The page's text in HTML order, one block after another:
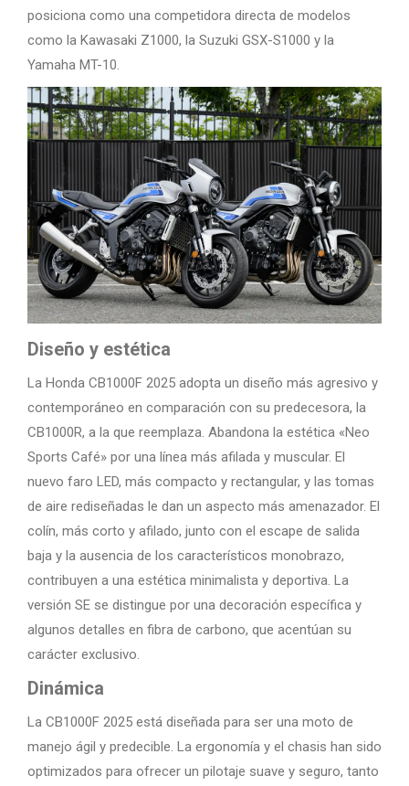
posiciona como una competidora directa de modelos
como la Kawasaki Z1000, la Suzuki GSX-S1000 y la
Yamaha MT-10.
Diseño y estética
La Honda CB1000F 2025 adopta un diseño más agresivo y
contemporáneo en comparación con su predecesora, la
CB1000R, a la que reemplaza. Abandona la estética «Neo
Sports Café» por una línea más afilada y muscular. El
nuevo faro LED, más compacto y rectangular, y las tomas
de aire rediseñadas le dan un aspecto más amenazador. El
colín, más corto y afilado, junto con el escape de salida
baja y la ausencia de los característicos monobrazo,
contribuyen a una estética minimalista y deportiva. La
versión SE se distingue por una decoración específica y
algunos detalles en fibra de carbono, que acentúan su
carácter exclusivo.
Dinámica
La CB1000F 2025 está diseñada para ser una moto de
manejo ágil y predecible. La ergonomía y el chasis han sido
optimizados para ofrecer un pilotaje suave y seguro, tanto